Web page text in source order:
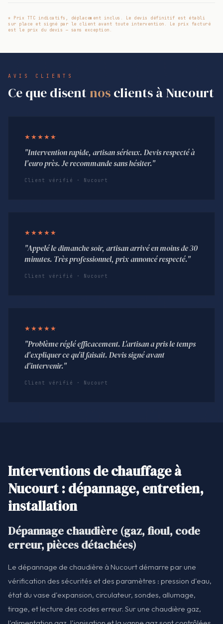
* Prix TTC indicatifs, déplacement inclus. Le devis définitif est établi
sur place et signé par le client avant toute intervention. Le prix facturé
est le prix du devis — sans exception.
AVIS CLIENTS
Ce que disent nosclients à Nucourt
★★★★★
"Intervention rapide, artisan sérieux. Devis respecté à
l'euro près. Je recommande sans hésiter."
Client vérifié · Nucourt
★★★★★
"Appelé le dimanche soir, artisan arrivé en moins de 30
minutes. Très professionnel, prix annoncé respecté."
Client vérifié · Nucourt
★★★★★
"Problème réglé efficacement. L'artisan a pris le temps
d'expliquer ce qu'il faisait. Devis signé avant
d'intervenir."
Client vérifié · Nucourt
Interventions de chauffage à
Nucourt : dépannage, entretien,
installation
Dépannage chaudière (gaz, fioul, code
erreur, pièces détachées)
Le dépannage de chaudière à Nucourt démarre par une
vérification des sécurités et des paramètres : pression d'eau,
état du vase d'expansion, circulateur, sondes, allumage,
tirage, et lecture des codes erreur. Sur une chaudière gaz,